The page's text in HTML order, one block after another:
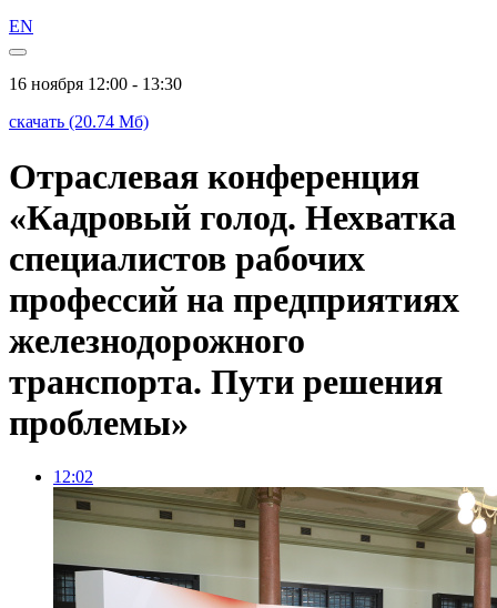
EN
16 ноября 12:00 - 13:30
скачать (20.74 Мб)
Отраслевая конференция
«Кадровый голод. Нехватка
специалистов рабочих
профессий на предприятиях
железнодорожного
транспорта. Пути решения
проблемы»
12:02